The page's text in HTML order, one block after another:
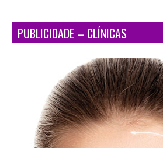
PUBLICIDADE – CLÍNICAS